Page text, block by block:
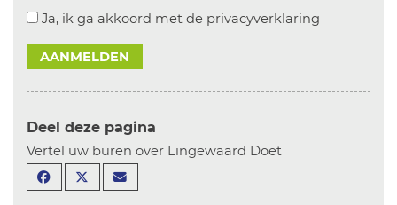
Ja, ik ga akkoord met de privacyverklaring
AANMELDEN
Deel deze pagina
Vertel uw buren over Lingewaard Doet